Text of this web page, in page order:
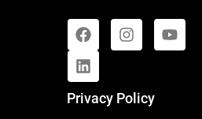
Privacy Policy